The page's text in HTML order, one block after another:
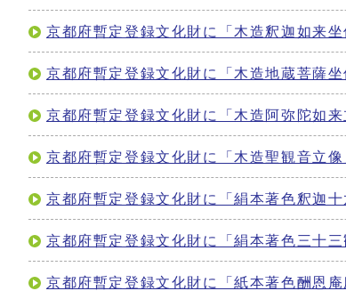
京都府暫定登録文化財に「木造釈迦如来
京都府暫定登録文化財に「木造地蔵菩薩
京都府暫定登録文化財に「木造阿弥陀如
京都府暫定登録文化財に「木造聖観音立
京都府暫定登録文化財に「絹本著色釈迦
京都府暫定登録文化財に「絹本著色三十
京都府暫定登録文化財に「紙本著色酬恩